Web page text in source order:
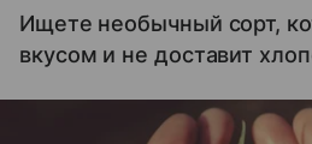
Ищете необычный сорт,
вкусом и не доставит